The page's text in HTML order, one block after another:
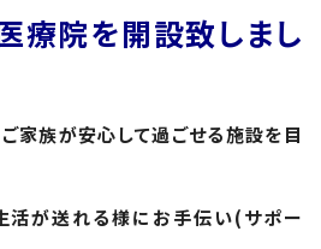
療院を開設致しまし
家族が安心して過ごせる施設を目
活が送れる様にお手伝い(サポー